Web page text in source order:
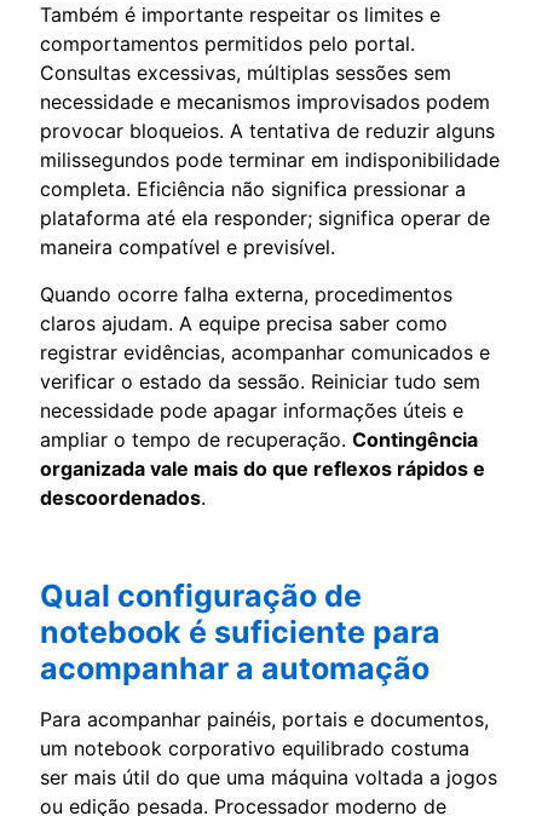
Também é importante respeitar os limites e
comportamentos permitidos pelo portal.
Consultas excessivas, múltiplas sessões sem
necessidade e mecanismos improvisados podem
provocar bloqueios. A tentativa de reduzir alguns
milissegundos pode terminar em indisponibilidade
completa. Eficiência não significa pressionar a
plataforma até ela responder; significa operar de
maneira compatível e previsível.
Quando ocorre falha externa, procedimentos
claros ajudam. A equipe precisa saber como
registrar evidências, acompanhar comunicados e
verificar o estado da sessão. Reiniciar tudo sem
necessidade pode apagar informações úteis e
ampliar o tempo de recuperação. Contingência
organizada vale mais do que reflexos rápidos e
descoordenados.
Qual configuração de
notebook é suficiente para
acompanhar a automação
Para acompanhar painéis, portais e documentos,
um notebook corporativo equilibrado costuma
ser mais útil do que uma máquina voltada a jogos
ou edição pesada. Processador moderno de